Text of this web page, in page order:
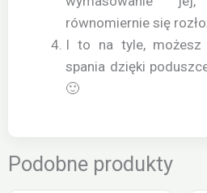
równomiernie się
I to na tyle, możesz
spania dzięki
🙂
Podobne produkty